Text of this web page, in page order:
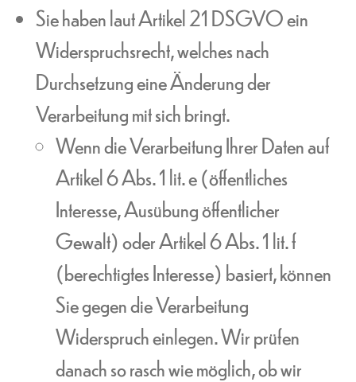
Sie haben laut Artikel 21 DSGVO ein
Widerspruchsrecht, welches nach
Durchsetzung eine Änderung der
Verarbeitung mit sich bringt.
Wenn die Verarbeitung Ihrer Daten auf
Artikel 6 Abs. 1 lit. e (öffentliches
Interesse, Ausübung öffentlicher
Gewalt) oder Artikel 6 Abs. 1 lit. f
(berechtigtes Interesse) basiert, können
Sie gegen die Verarbeitung
Widerspruch einlegen. Wir prüfen
danach so rasch wie möglich, ob wir